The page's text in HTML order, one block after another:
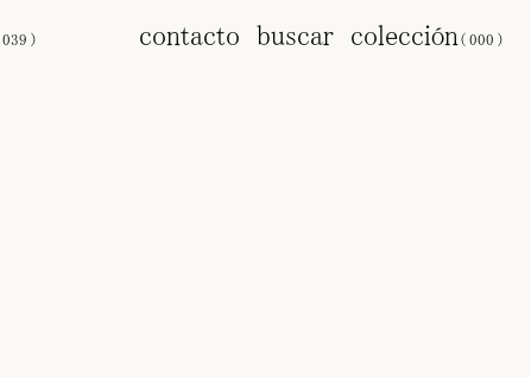
039 ) contacto buscar colección
( 000 )